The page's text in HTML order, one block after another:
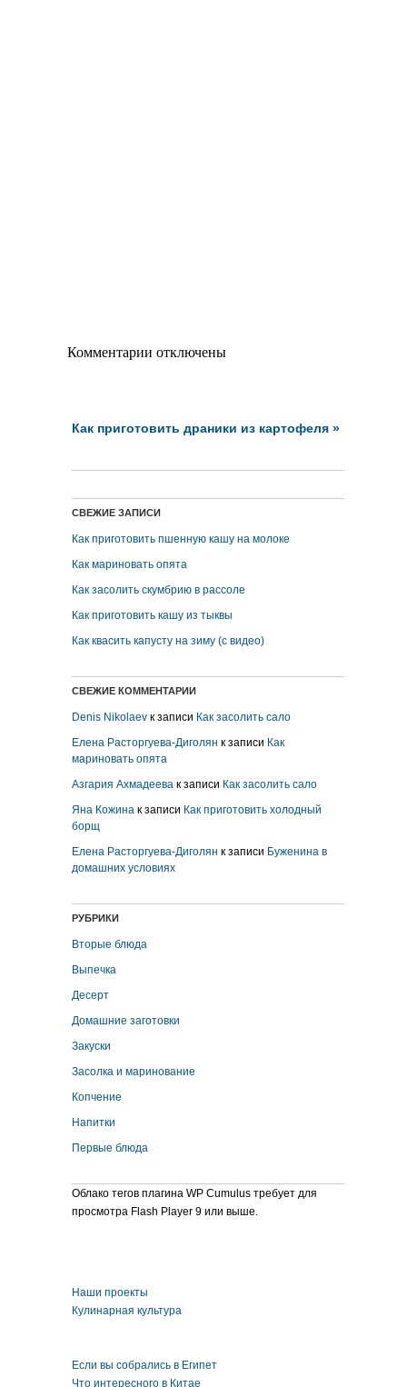
Комментарии отключены
Как приготовить драники из картофеля »
СВЕЖИЕ ЗАПИСИ
Как приготовить пшенную кашу на молоке
Как мариновать опята
Как засолить скумбрию в рассоле
Как приготовить кашу из тыквы
Как квасить капусту на зиму (с видео)
СВЕЖИЕ КОММЕНТАРИИ
Denis Nikolaev к записи Как засолить сало
Елена Расторгуева-Диголян к записи Как
мариновать опята
Азгария Ахмадеева к записи Как засолить сало
Яна Кожина к записи Как приготовить холодный
борщ
Елена Расторгуева-Диголян к записи Буженина в
домашних условиях
РУБРИКИ
Вторые блюда
Выпечка
Десерт
Домашние заготовки
Закуски
Засолка и маринование
Копчение
Напитки
Первые блюда
Облако тегов плагина WP Cumulus требует для
просмотра Flash Player 9 или выше.
Наши проекты
Кулинарная культура
Если вы собрались в Египет
Что интересного в Китае